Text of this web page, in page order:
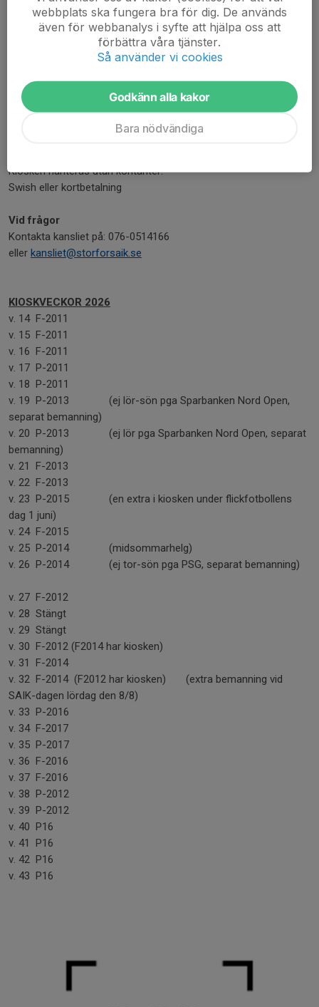
en hylla i förrådet i kiosken.
Städa ordentligt efter er. Instruktioner finns i kiosken.
Notera om det börjar vara slut av någon vara (glass, dryck,
godis, korv, servetter etc.) skicka isåfall ett mejl till kansliet.
Lämna snyggt och fint efter dig.
Kiosken hanteras utan kontanter.
Swish eller kortbetalning
Vid frågor
Kontakta kansliet på: 076-0514166
eller kansliet@storforsaik.se
KIOSKVECKOR 2026
v. 14 F-2011
v. 15 F-2011
v. 16 F-2011
v. 17 P-2011
v. 18 P-2011
v. 19 P-2013 (ej lör-sön pga Sparbanken Nord Open,
separat bemanning)
v. 20 P-2013 (ej lör pga Sparbanken Nord Open, separat
bemanning)
v. 21 F-2013
v. 22 F-2013
v. 23 P-2015 (en extra i kiosken under flickfotbollens
dag 1 juni)
v. 24 F-2015
v. 25 P-2014 (midsommarhelg)
v. 26 P-2014 (ej tor-sön pga PSG, separat bemanning)
v. 27 F-2012
v. 28 Stängt
v. 29 Stängt
v. 30 F-2012 (F2014 har kiosken)
v. 31 F-2014
v. 32 F-2014 (F2012 har kiosken) (extra bemanning vid
SAIK-dagen lördag den 8/8)
v. 33 P-2016
v. 34 F-2017
v. 35 P-2017
v. 36 F-2016
v. 37 F-2016
v. 38 P-2012
v. 39 P-2012
v. 40 P16
v. 41 P16
v. 42 P16
v. 43 P16
webbplats ska fungera bra för dig. De används
även för webbanalys i syfte att hjälpa oss att
förbättra våra tjänster.
Så använder vi cookies
Godkänn alla kakor
Bara nödvändiga